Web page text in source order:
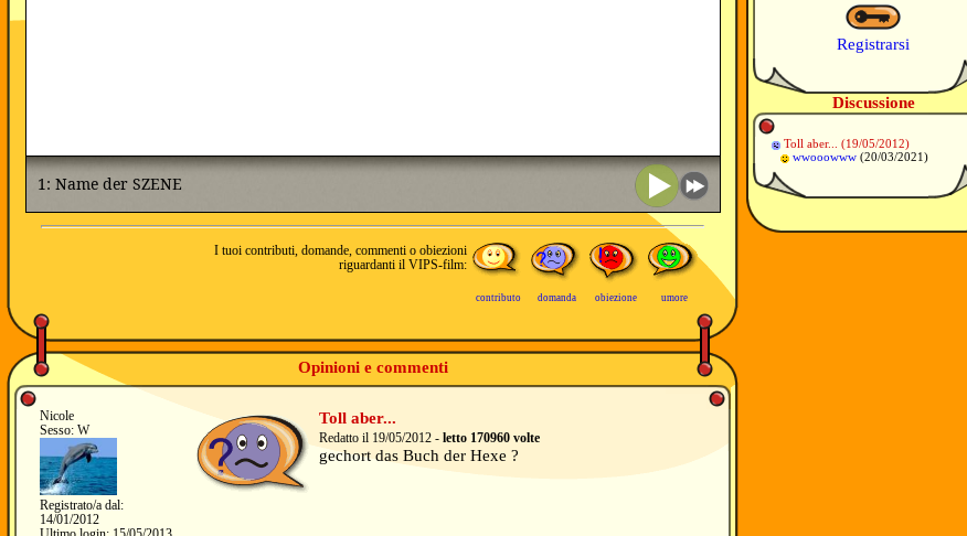
I tuoi contributi, domande, commenti o obiezioni
riguardanti il VIPS-film:
contributo domanda obiezione umore
Opinioni e commenti
Nicole
Sesso: W
Registrato/a dal:
14/01/2012
Toll aber...
Redatto il 19/05/2012 - letto 170960 volte
gechort das Buch der Hexe ?
Registrarsi
Discussione
Toll aber...
(19/05/2012)
wwooowww (20/03/2021)